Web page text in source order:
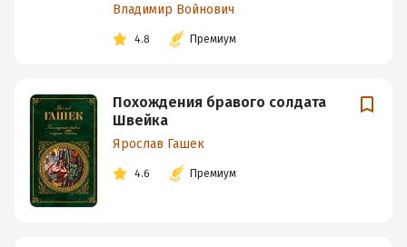
Владимир Войнович
4.8 Премиум
Похождения бравого солдата
Швейка
Ярослав Гашек
4.6 Премиум